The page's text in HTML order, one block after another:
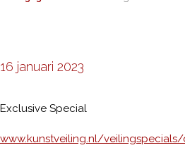
16 januari 2023
Exclusive Special
www.kunstveiling.nl/veilingspecials/